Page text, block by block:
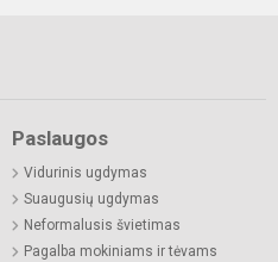
Paslaugos
Vidurinis ugdymas
Suaugusių ugdymas
Neformalusis švietimas
Pagalba mokiniams ir tėvams